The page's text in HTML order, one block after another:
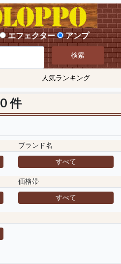
エフェクター アンプ
検索
人気ランキング
0 件
ブランド名
すべて
価格帯
すべて